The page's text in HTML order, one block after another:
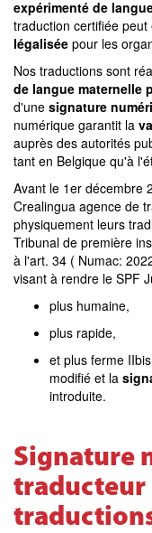
expérimenté de
traduction certifiée peut
légalisée pour les
Nos traductions sont
de langue maternelle
d'une signature
numérique garantit la
auprès des autorités
tant en Belgique qu'à
Avant le 1er décembre
Crealingua agence de
physiquement leurs
Tribunal de première
à l'art. 34 ( Numac:
visant à rendre le SPF
plus humaine,
plus rapide,
et plus ferme
modifié et la
introduite.
Signature
traducteur